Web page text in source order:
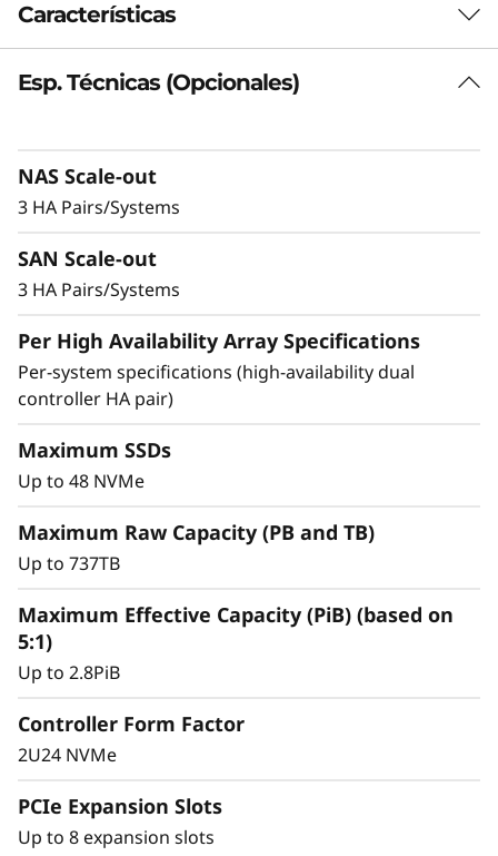
t
e
D
M
3
2
0
0
F
Características
Sólido rendimiento y
toda prueba
departamentos de grandes organizaciones, el
DM3200F es hasta un 23% más rápido que la
características de nivel empresarial en un
sistema básico de almacenamiento all-flash.
almacenamiento a la vez que ofrece el
rendimiento constante que precisa para las
Esp. Técnicas (Opcionales)
NAS Scale-out
3 HA Pairs/Systems
SAN Scale-out
3 HA Pairs/Systems
Per High Availability Array Specifications
Per-system specifications (high-availability dual
controller HA pair)
Maximum SSDs
Up to 48 NVMe
Maximum Raw Capacity (PB and TB)
Up to 737TB
Maximum Effective Capacity (PiB) (based on
5:1)
Up to 2.8PiB
Controller Form Factor
2U24 NVMe
PCIe Expansion Slots
Up to 8 expansion slots